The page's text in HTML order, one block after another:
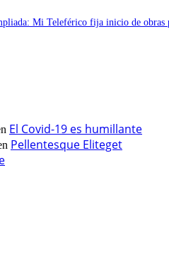
Mi Teleférico fija inicio de obras
El Covid-19 es humillante
Pellentesque Eliteget